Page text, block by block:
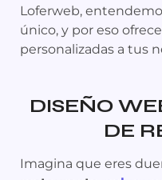
Loferweb,
único, y por eso
personalizadas a tus
DISEÑO
DE
Imagina que eres